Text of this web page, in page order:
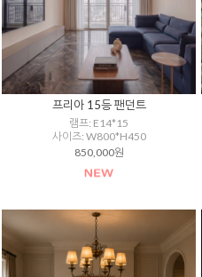
프리아 15등 팬던트
램프: E14*15
사이즈: W800*H450
850,000원